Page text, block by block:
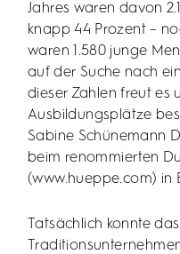
Jahres waren davon
knapp 44 Prozent –
waren 1.580 junge
auf der Suche nach
dieser Zahlen freut es
Ausbildungsplätze
Sabine Schünemann
beim renommierten
(www.hueppe.com) in
Tatsächlich konnte